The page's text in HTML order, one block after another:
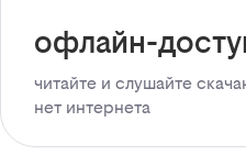
офлайн-
читайте и слушайте
нет интернета